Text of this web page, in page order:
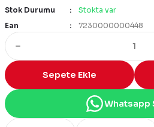
Stok Durumu
Stokta var
Ean
7230000000448
Sepete Ekle
Whatsapp